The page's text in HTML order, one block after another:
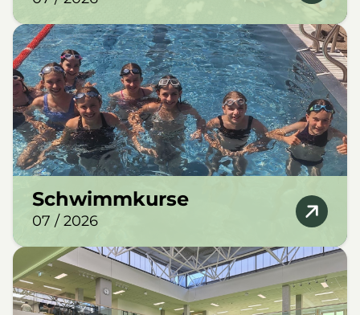
Schwimmkurse
07 / 2026